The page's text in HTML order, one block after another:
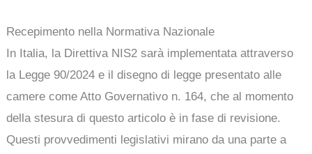
Recepimento nella Normativa Nazionale
In Italia, la Direttiva NIS2 sarà implementata attraverso
la Legge 90/2024 e il disegno di legge presentato alle
camere come Atto Governativo n. 164, che al momento
della stesura di questo articolo è in fase di revisione.
Questi provvedimenti legislativi mirano da una parte a